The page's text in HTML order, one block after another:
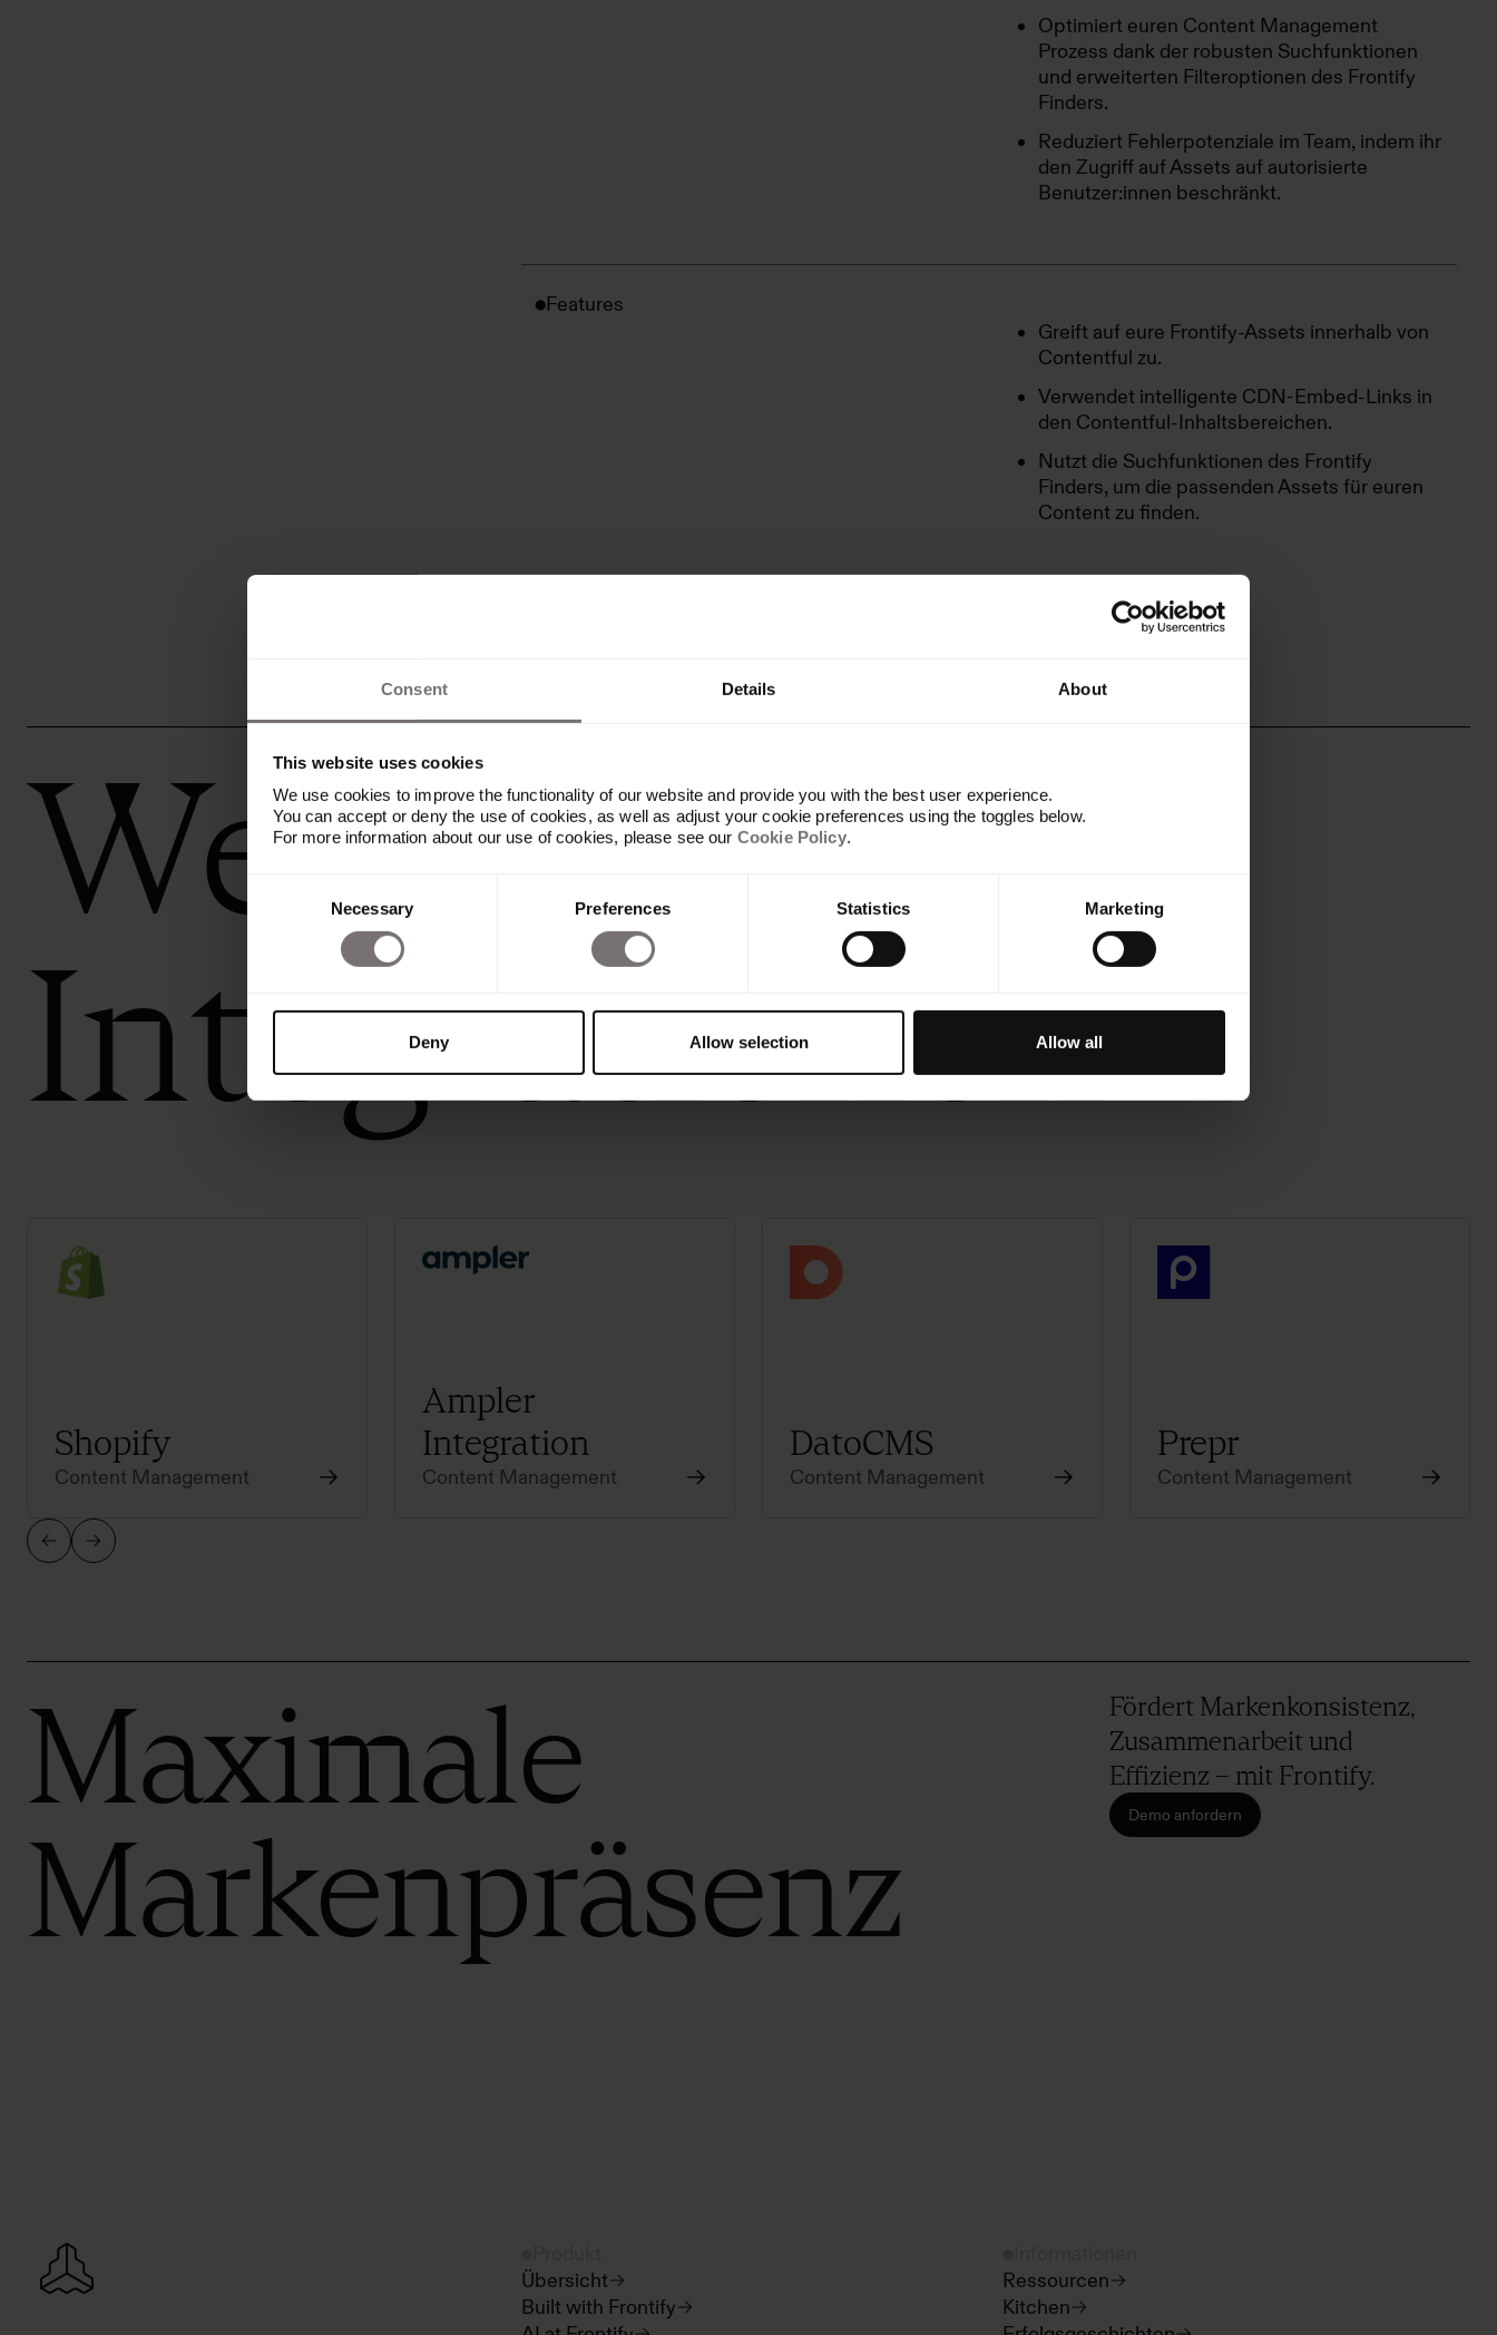
Consent Details About
This website uses cookies
We use cookies to improve the functionality of our website and provide you with the best user experience.
You can accept or deny the use of cookies, as well as adjust your cookie preferences using the toggles below.
For more information about our use of cookies, please see our Cookie Policy.
Selection
Necessary Preferences Statistics Marketing
Deny Allow selection Allow all
Optimiert euren Content Management
Prozess dank der robusten Suchfunktionen
und erweiterten Filteroptionen des Frontify
Finders.
Reduziert Fehlerpotenziale im Team, indem ihr
den Zugriff auf Assets auf autorisierte
Benutzer:innen beschränkt.
Features
Greift auf eure Frontify-Assets innerhalb von
Contentful zu.
Verwendet intelligente CDN-Embed-Links in
den Contentful-Inhaltsbereichen.
Nutzt die Suchfunktionen des Frontify
Finders, um die passenden Assets für euren
Content zu finden.
Weitere
Integrationen
Shopify
Content Management
Ampler
Integration
Content Management
DatoCMS
Content Management
Prepr
Content Management
Maximale
Markenpräsenz
Fördert Markenkonsistenz,
Zusammenarbeit und
Effizienz – mit Frontify.
Demo anfordern
Übersicht
Built with Frontify
Ressourcen
Kitchen